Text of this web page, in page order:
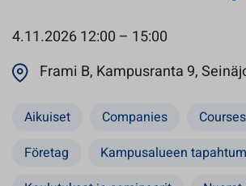
4.11.202612:00 – 15:00
Frami B, Kampusranta 9,
Aikuiset Companies
Företag
Kampusalueen